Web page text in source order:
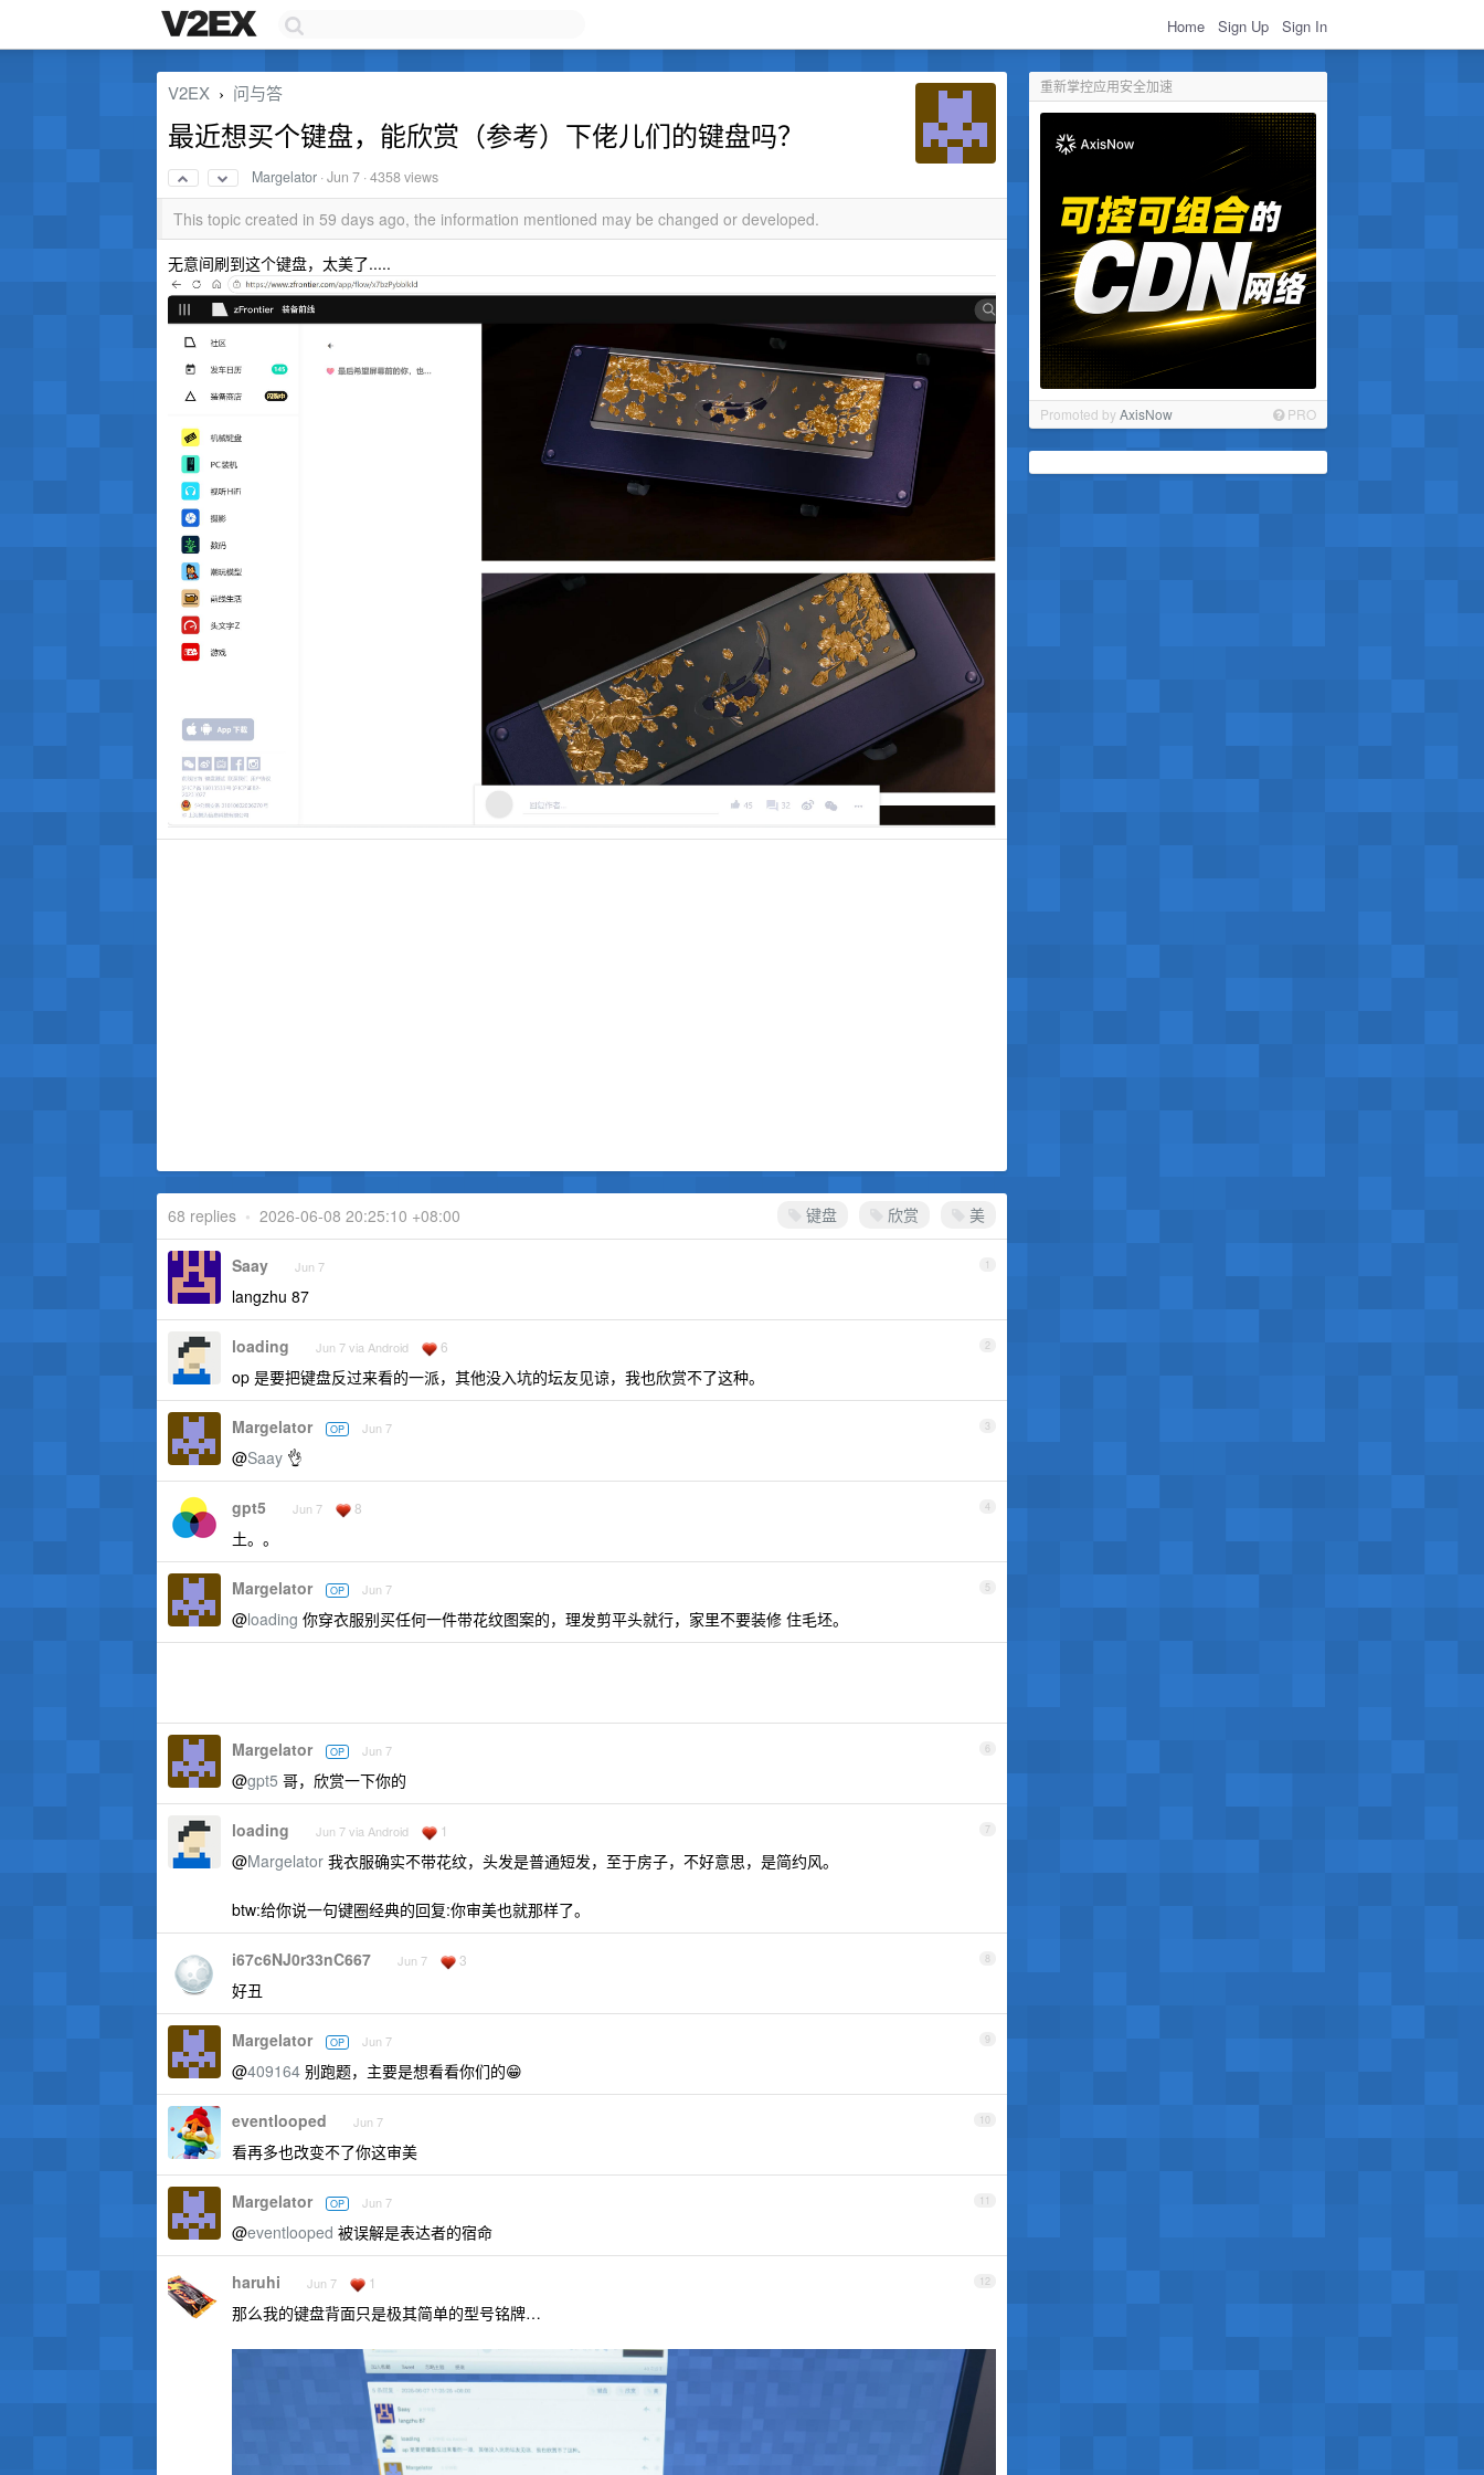
Home Sign Up Sign In
重新掌控应用安全加速
Promoted byAxisNow PRO
V2EX › 问与答
最近想买个键盘，能欣赏（参考）下佬儿们的键盘吗？
Margelator ·Jun 7 · 4358 views
This topic created in 59 days ago, the information mentioned may be changed or developed.
无意间刷到这个键盘，太美了.....
键盘 欣赏 美
68 replies • 2026-06-08 20:25:10 +08:00
1
Saay Jun 7
langzhu 87
2
loading Jun 7 via Android 6
op 是要把键盘反过来看的一派，其他没入坑的坛友见谅，我也欣赏不了这种。
3
Margelator OP Jun 7
@Saay 👌
4
gpt5 Jun 7 8
土。。
5
Margelator OP Jun 7
@loading 你穿衣服别买任何一件带花纹图案的，理发剪平头就行，家里不要装修 住毛坯。
6
Margelator OP Jun 7
@gpt5 哥，欣赏一下你的
7
loading Jun 7 via Android 1
@Margelator 我衣服确实不带花纹，头发是普通短发，至于房子，不好意思，是简约风。
btw:给你说一句键圈经典的回复:你审美也就那样了。
8
i67c6NJ0r33nC667 Jun 7 3
好丑
9
Margelator OP Jun 7
@409164 别跑题，主要是想看看你们的😁
10
eventlooped Jun 7
看再多也改变不了你这审美
11
Margelator OP Jun 7
@eventlooped 被误解是表达者的宿命
12
haruhi Jun 7 1
那么我的键盘背面只是极其简单的型号铭牌…